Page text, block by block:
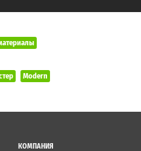
Modern
КОМПАНИЯ